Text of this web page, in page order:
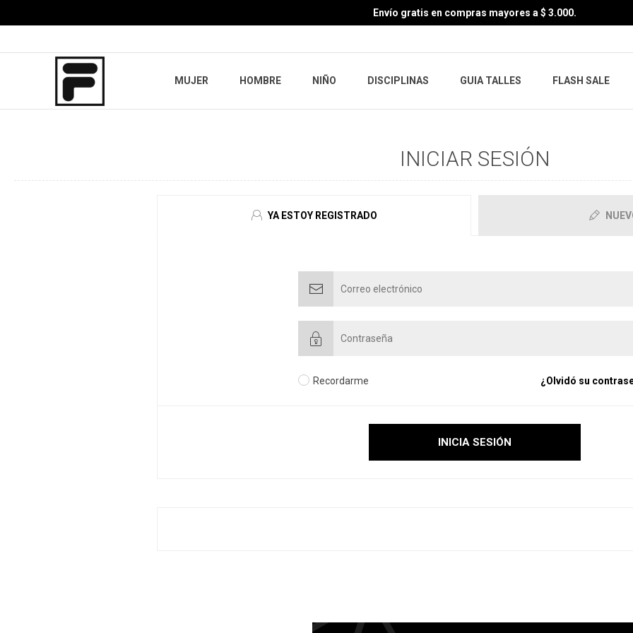
Envío gratis en compras mayores a $ 3.000.
MUJER HOMBRE NIÑO DISCIPLINAS GUIA TALLES FLASH SALE
INICIAR SESIÓN
YA ESTOY REGISTRADO
Recordarme ¿Olvidó su